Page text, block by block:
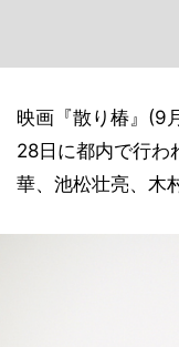
映画『散り椿』(9
28日に都内で行わ
華、池松壮亮、木